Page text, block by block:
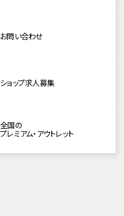
お問い合わせ
ショップ求人募集
全国の
プレミアム・アウトレット